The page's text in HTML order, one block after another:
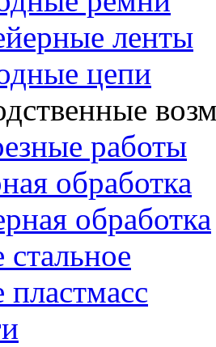
ленты
цепи
работы
обработка
обработка
стальное
пластмасс